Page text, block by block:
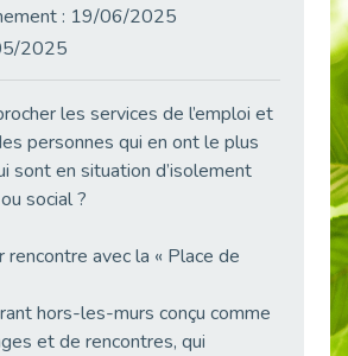
« Confiance en soi et acceptation du handicap » : un levier puissant vers l’emploi
Handicap et emploi : une matinée pour briser les tabous
Fibromyalgie : Quand la douleur invisible s’invite au bureau
: 19/06/2025
2025
les services de l’emploi et
personnes qui en ont le plus
sont en situation d’isolement
social ?
rencontre avec la « Place de
hors-les-murs conçu comme
et de rencontres, qui